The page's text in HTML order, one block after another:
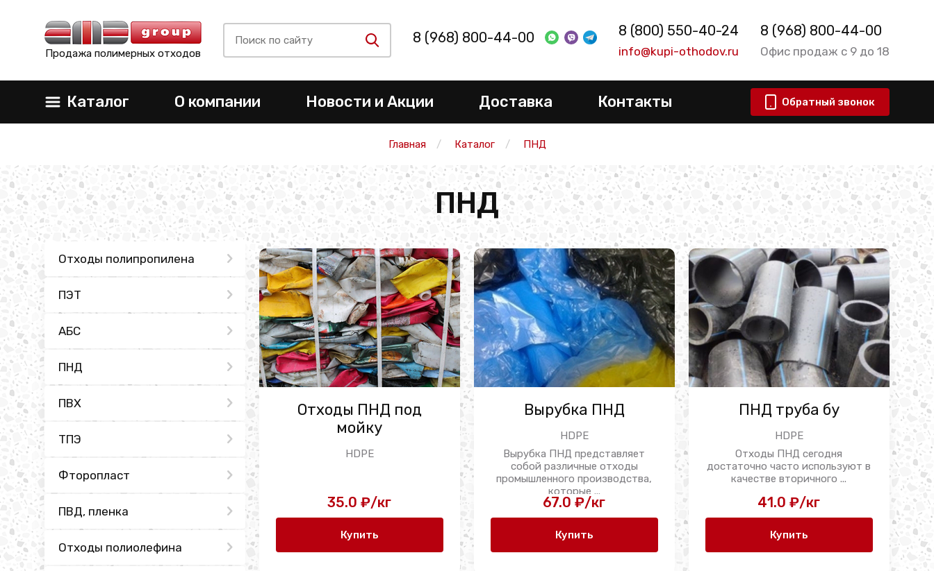
Продажа полимерных отходов
8 (968) 800-44-00 8 (800) 550-40-24
info@kupi-othodov.ru
8 (968) 800-44-00
Офис продаж с 9 до 18
Каталог О компании Новости и Акции Доставка Контакты Обратный звонок
Главная Каталог ПНД
ПНД
Отходы полипропилена
ПЭТ
АБС
ПНД
ПВХ
ТПЭ
Фторопласт
ПВД, пленка
Отходы полиолефина
Отходы ПНД под
мойку
HDPE
35.0 ₽/кг
Купить
Вырубка ПНД
HDPE
Вырубка ПНД представляет
собой различные отходы
промышленного производства,
которые ...
67.0 ₽/кг
Купить
ПНД труба бу
HDPE
Отходы ПНД сегодня
достаточно часто используют в
качестве вторичного ...
41.0 ₽/кг
Купить